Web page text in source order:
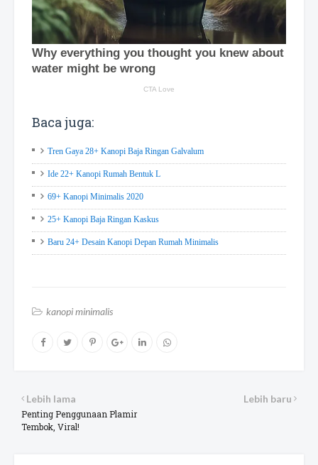
Baca juga:
Tren Gaya 28+ Kanopi Baja Ringan Galvalum
Ide 22+ Kanopi Rumah Bentuk L
69+ Kanopi Minimalis 2020
25+ Kanopi Baja Ringan Kaskus
Baru 24+ Desain Kanopi Depan Rumah Minimalis
kanopi minimalis
Lebih baru
Lebih lama
Penting Penggunaan Plamir
Tembok, Viral!